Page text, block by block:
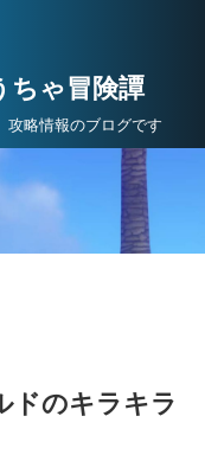
ちゃ冒険譚
攻略情報のブログです
ドのキラキラ